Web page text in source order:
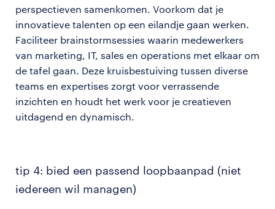
perspectieven samenkomen. Voorkom dat je
innovatieve talenten op een eilandje gaan werken.
Faciliteer brainstormsessies waarin medewerkers
van marketing, IT, sales en operations met elkaar om
de tafel gaan. Deze kruisbestuiving tussen diverse
teams en expertises zorgt voor verrassende
inzichten en houdt het werk voor je creatieven
uitdagend en dynamisch.
tip 4: bied een passend loopbaanpad (niet
iedereen wil managen)